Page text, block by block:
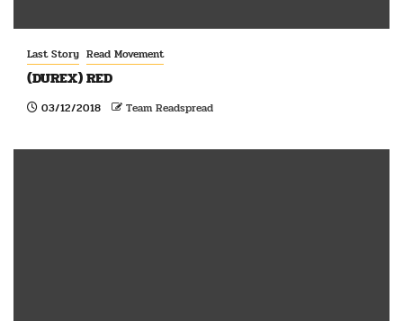
Last Story Read Movement
(DUREX) RED
03/12/2018 Team Readspread